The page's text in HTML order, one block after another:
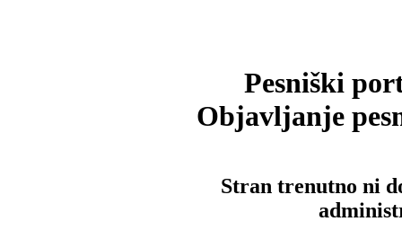
Pesniški
Objavljanje
Stran trenutno ni